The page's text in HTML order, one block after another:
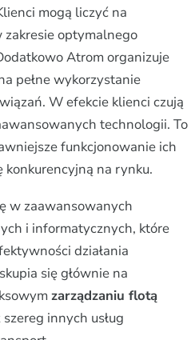
mogą liczyć na
optymalnego
Atrom organizuje
pełne wykorzystanie
W efekcie klienci czują
technologii. To
funkcjonowanie ich
na rynku.
w zaawansowanych
i informatycznych, które
działania
się głównie na
zarządzaniu flotą
innych usług